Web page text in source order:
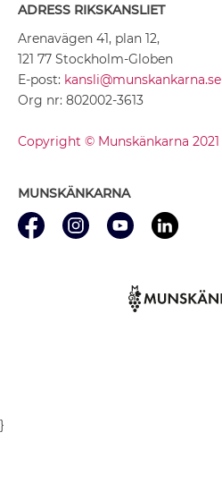
ADRESS RIKSKANSLIET
Arenavägen 41, plan 12,
121 77 Stockholm-Globen
E-post: kansli@munskankarna.se
Org nr: 802002-3613
Copyright © Munskänkarna 2021
MUNSKÄNKARNA
}